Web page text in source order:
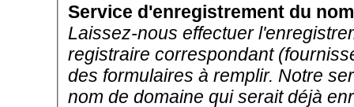
Service d'enregistrement du
Laissez-nous effectuer
registraire correspondant
des formulaires à remplir. Notre
nom de domaine qui serait déjà